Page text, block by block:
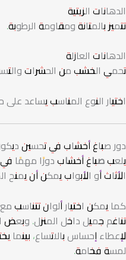
الدهانات الزيتية
تتميز بالمتانة ومقاومة الرطوبة.
الدهانات العازلة
تحمي الخشب من الحشرات
اختيار النوع المناسب يساعد
دور صباغ أخشاب في تحسين
يلعبصباغ أخشابدورًا مهمًا في
الأثاث أو الأبواب يمكن أن يمنح
كما يمكن اختيار ألوان تتناسب
تناغم جميل داخل المنزل. وبعض
لإعطاء إحساس بالاتساع، بينما
لمسة فخامة.